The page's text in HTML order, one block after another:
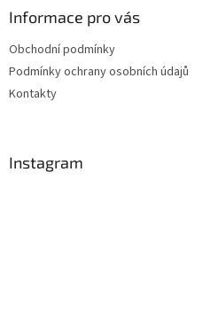
Informace pro vás
Obchodní podmínky
Podmínky ochrany osobních údajů
Kontakty
Instagram